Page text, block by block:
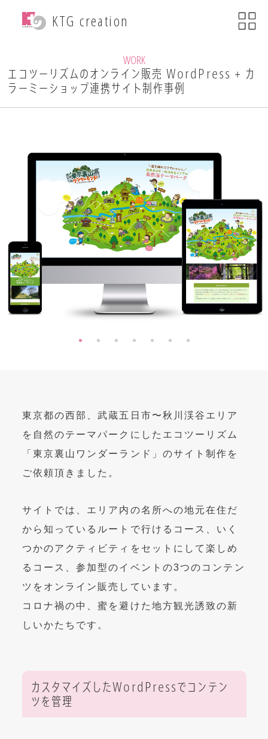
KTG creation
事業内容
・印刷物デザイン
自社ブランド運営
・小売事業
OEM製造
・グッズ製作事業
Facebookページ
WORK
エコツーリズムのオンライン販売 WordPress + カ
ラーミーショップ連携サイト制作事例
東京都の西部、武蔵五日市〜秋川渓谷エリア
を自然のテーマパークにしたエコツーリズム
「東京裏山ワンダーランド」のサイト制作を
ご依頼頂きました。
サイトでは、エリア内の名所への地元在住だ
から知っているルートで行けるコース、いく
つかのアクティビティをセットにして楽しめ
るコース、参加型のイベントの3つのコンテン
ツをオンライン販売しています。
コロナ禍の中、蜜を避けた地方観光誘致の新
しいかたち です。
カスタマイズしたWordPressでコンテン
ツを管理